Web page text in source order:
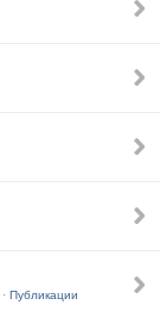
· Публикации